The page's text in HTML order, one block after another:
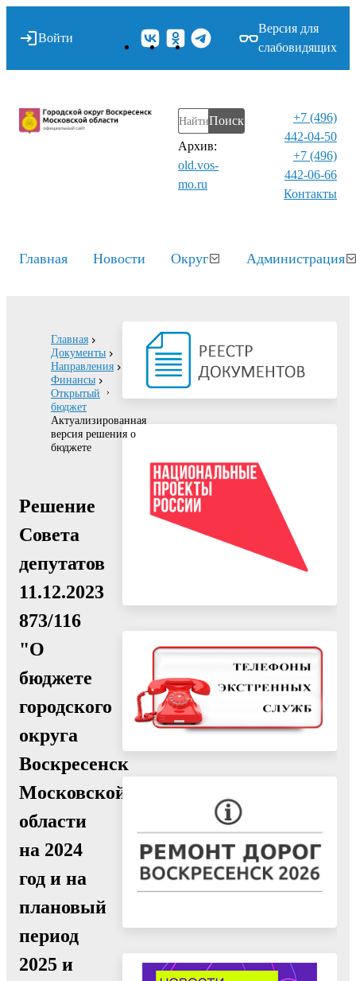
Войти
Версия для
слабовидящих
Поиск
Архив:
old.vos-
mo.ru
+7 (496)
442-04-50
+7 (496)
442-06-66
Контакты⁠
Главная Новости Округ Администрация
Главная
Документы
Направления
Финансы
Открытый
бюджет
Актуализированная
версия решения о
бюджете
Решение
Совета
депутатов
11.12.2023
873/116
"О
бюджете
городского
округа
Воскресенск
Московской
области
на 2024
год и на
плановый
период
2025 и